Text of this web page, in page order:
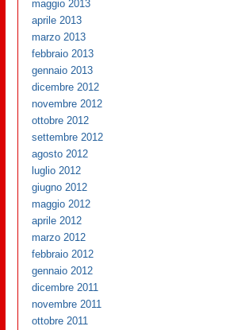
maggio 2013
aprile 2013
marzo 2013
febbraio 2013
gennaio 2013
dicembre 2012
novembre 2012
ottobre 2012
settembre 2012
agosto 2012
luglio 2012
giugno 2012
maggio 2012
aprile 2012
marzo 2012
febbraio 2012
gennaio 2012
dicembre 2011
novembre 2011
ottobre 2011